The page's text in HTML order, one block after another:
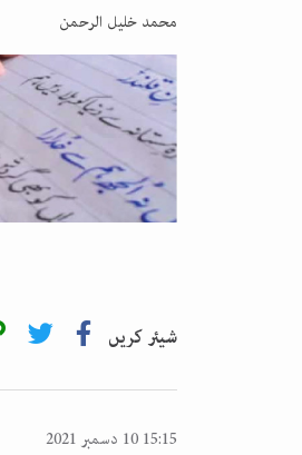
محمد خلیل الرحمن
شیئر کریں
15:15 10 دسمبر 2021